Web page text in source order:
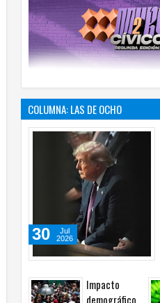
COLUMNA: LAS DE OCHO
30
Jul
2026
Impacto
demográfico